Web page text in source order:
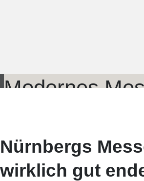
Modernes
Nürnbergs
wirklich gut